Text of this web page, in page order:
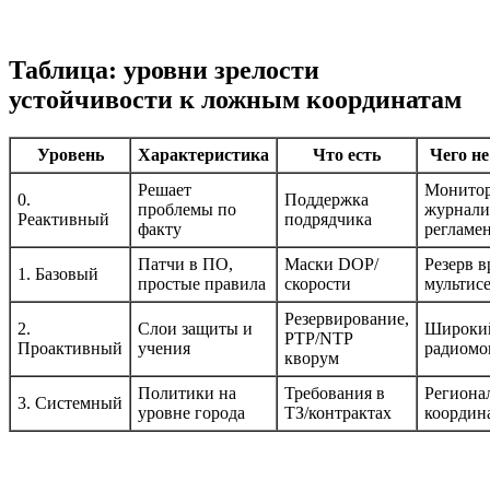
Таблица: уровни зрелости
устойчивости к ложным координатам
Уровень Характеристика Что есть Чего
0.
Реактивный
Решает
проблемы по
факту
Поддержка
подрядчика
1. Базовый
Патчи в ПО,
простые правила
Маски DOP/
скорости
Резерв
2.
Проактивный
Слои защиты и
учения
Резервирование,
PTP/NTP
кворум
3. Системный
Политики на
уровне города
Требования в
ТЗ/контрактах